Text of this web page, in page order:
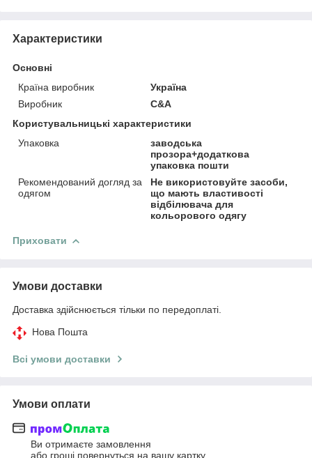
Характеристики
Основні
Країна виробник
Україна
Виробник
C&A
Користувальницькі характеристики
Упаковка
заводська
прозора+додаткова
упаковка пошти
Рекомендований догляд за
одягом
Не використовуйте засоби,
що мають властивості
відбілювача для
кольорового одягу
Приховати
Умови доставки
Доставка здійснюється тільки по передоплаті.
Нова Пошта
Всі умови доставки
Умови оплати
Ви отримаєте замовлення
або гроші повернуться на вашу картку